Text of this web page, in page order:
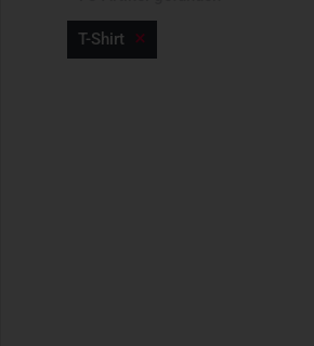
T-Shirt